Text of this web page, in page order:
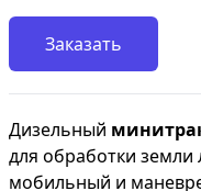
Заказать
Дизельный
для обработки
мобильный и